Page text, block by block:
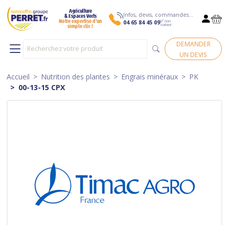
Agriculture
& Espaces Verts
Notre expertise d’un
simple clic !
Infos, devis, commandes…
04 65 84 45 09N° non
surtaxé
DEMANDER
UN DEVIS
Accueil Nutrition des plantes Engrais minéraux
PK
00-13-15 CPX